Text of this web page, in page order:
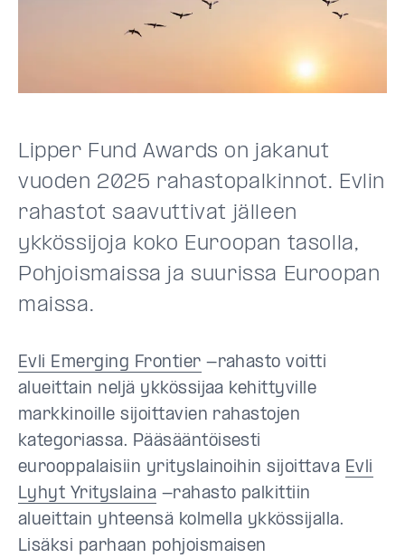
Lipper Fund Awards on jakanut
vuoden 2025 rahastopalkinnot. Evlin
rahastot saavuttivat jälleen
ykkössijoja koko Euroopan tasolla,
Pohjoismaissa ja suurissa Euroopan
maissa.
Evli Emerging Frontier -rahasto voitti
alueittain neljä ykkössijaa kehittyville
markkinoille sijoittavien rahastojen
kategoriassa. Pääsääntöisesti
eurooppalaisiin yrityslainoihin sijoittava Evli
Lyhyt Yrityslaina -rahasto palkittiin
alueittain yhteensä kolmella ykkössijalla.
Lisäksi parhaan pohjoismaisen